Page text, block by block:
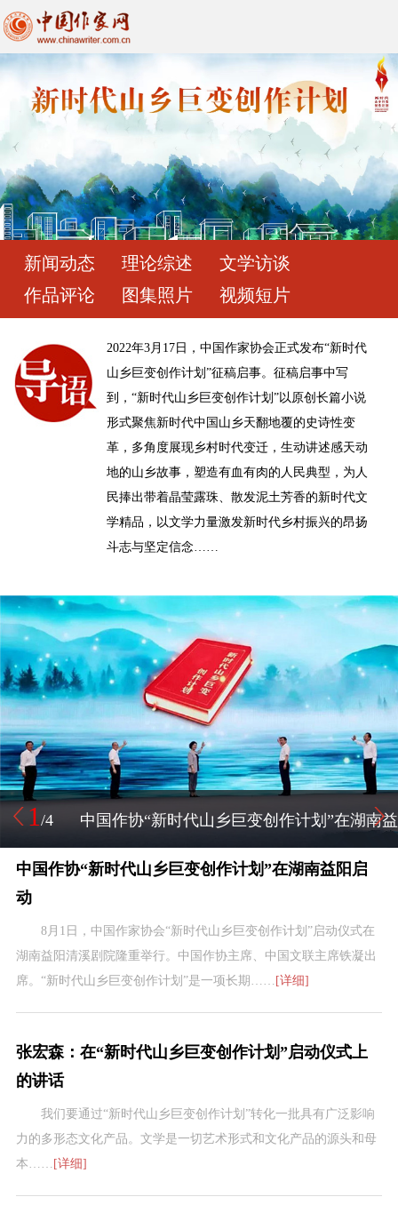
新闻动态 理论综述
文学访谈
作品评论
图集照片 视频短片
2022年3月17日，中国作家协会正式发布“新时代
山乡巨变创作计划”征稿启事。征稿启事中写
到，“新时代山乡巨变创作计划”以原创长篇小说
形式聚焦新时代中国山乡天翻地覆的史诗性变
革，多角度展现乡村时代变迁，生动讲述感天动
地的山乡故事，塑造有血有肉的人民典型，为人
民捧出带着晶莹露珠、散发泥土芳香的新时代文
学精品，以文学力量激发新时代乡村振兴的昂扬
斗志与坚定信念……
2 /4 张宏森：在“新时代山乡巨变创作计划”启动仪
式上的讲话
中国作协“新时代山乡巨变创作计划”在湖南益阳启
动
8月1日，中国作家协会“新时代山乡巨变创作计划”启动仪式在
湖南益阳清溪剧院隆重举行。中国作协主席、中国文联主席铁凝出
席。“新时代山乡巨变创作计划”是一项长期…… [详细]
张宏森：在“新时代山乡巨变创作计划”启动仪式上
的讲话
我们要通过“新时代山乡巨变创作计划”转化一批具有广泛影响
力的多形态文化产品。文学是一切艺术形式和文化产品的源头和母
本…… [详细]